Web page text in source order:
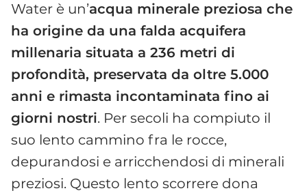
Water è un’acqua minerale preziosa che
ha origine da una falda acquifera
millenaria situata a 236 metri di
profondità, preservata da oltre 5.000
anni e rimasta incontaminata fino ai
giorni nostri. Per secoli ha compiuto il
suo lento cammino fra le rocce,
depurandosi e arricchendosi di minerali
preziosi. Questo lento scorrere dona